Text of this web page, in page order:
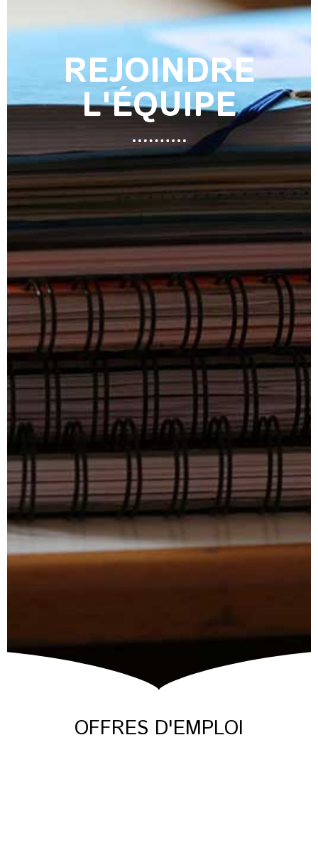
REJOINDRE
L'ÉQUIPE
OFFRES D'EMPLOI